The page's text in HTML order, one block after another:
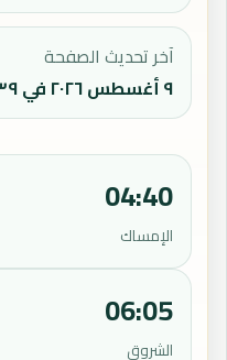
آخر تحديث الصفحة
٩ أغسطس ٢٠٢٦ في ١٢:٣٩ ص
04:40
الإمساك
06:05
الشروق